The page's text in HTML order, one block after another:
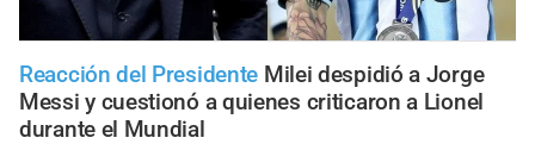
Reacción del Presidente Milei despidió a Jorge
Messi y cuestionó a quienes criticaron a Lionel
durante el Mundial